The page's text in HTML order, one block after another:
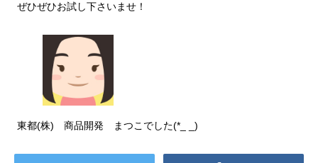
ぜひぜひお試し下さいませ！
東都(株) 商品開発 まつこでした(*_ _)